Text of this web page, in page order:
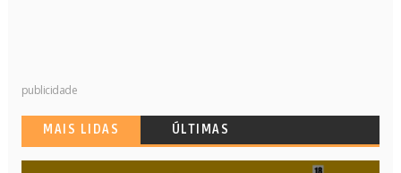
publicidade
MAIS LIDAS ÚLTIMAS